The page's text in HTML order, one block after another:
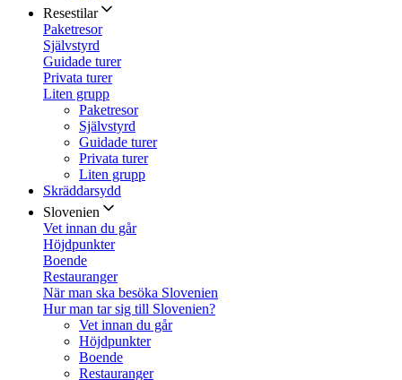
Resestilar
Paketresor
Självstyrd
Guidade turer
Privata turer
Liten grupp
Paketresor
Självstyrd
Guidade turer
Privata turer
Liten grupp
Skräddarsydd
Slovenien
Vet innan du går
Höjdpunkter
Boende
Restauranger
När man ska besöka Slovenien
Hur man tar sig till Slovenien?
Vet innan du går
Höjdpunkter
Boende
Restauranger